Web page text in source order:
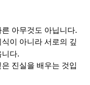
아무것도 아닙니다.
이 아니라 서로의 깊
니다.
진실을 배우는 것입